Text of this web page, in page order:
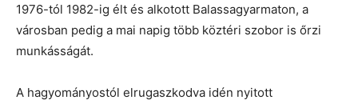
1976-tól 1982-ig élt és alkotott Balassagyarmaton, a
városban pedig a mai napig több köztéri szobor is őrzi
munkásságát.
A hagyományostól elrugaszkodva idén nyitott